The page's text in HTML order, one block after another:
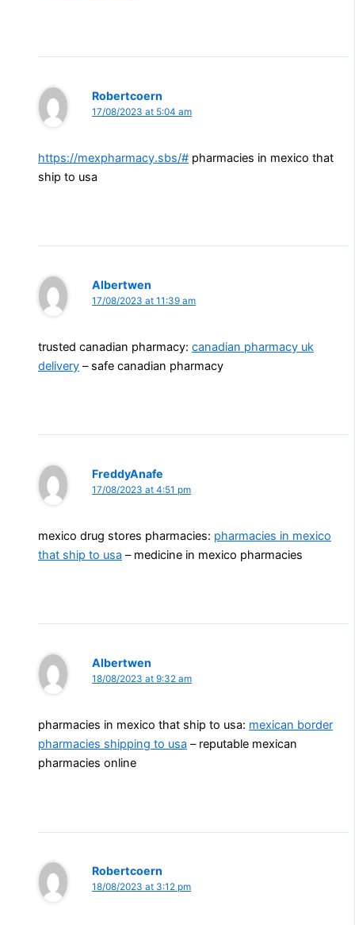
Robertcoern
17/08/2023 at 5:04 am
https://mexpharmacy.sbs/# pharmacies in mexico that
ship to usa
Albertwen
17/08/2023 at 11:39 am
trusted canadian pharmacy: canadian pharmacy uk
delivery – safe canadian pharmacy
FreddyAnafe
17/08/2023 at 4:51 pm
mexico drug stores pharmacies: pharmacies in mexico
that ship to usa – medicine in mexico pharmacies
Albertwen
18/08/2023 at 9:32 am
pharmacies in mexico that ship to usa: mexican border
pharmacies shipping to usa – reputable mexican
pharmacies online
Robertcoern
18/08/2023 at 3:12 pm